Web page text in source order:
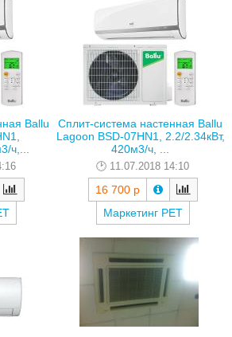
Ballu
ч,...
Сплит-система настенная Ballu
Lagoon BSD-07HN1, 2.2/2.34кВт,
420м3/ч, ...
11.07.2018 14:10
16 700 р
Маркетинг РЕТ